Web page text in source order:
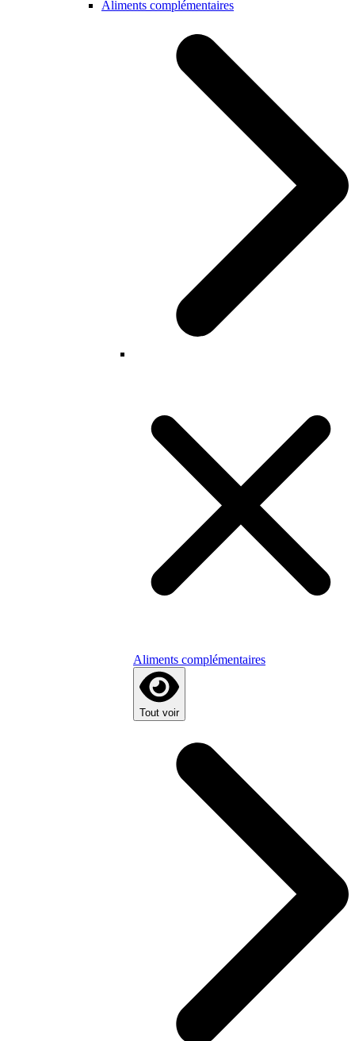
Aliments complémentaires
Aliments complémentaires
Tout voir